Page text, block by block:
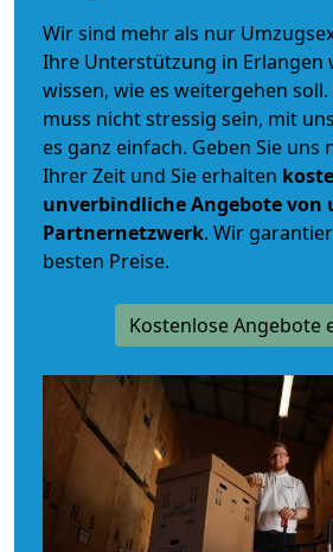
Wir sind mehr als nur
Ihre Unterstützung in Erlangen
wissen, wie es weitergehen
muss nicht stressig sein, mit
es ganz einfach. Geben Sie uns
Ihrer Zeit und Sie erhalten
unverbindlicheAngebote von
Partnernetzwerk. Wir
besten Preise.
Kostenlose Angebote